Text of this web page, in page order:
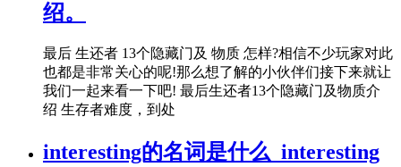
绍。
最后 生还者 13个隐藏门及 物质 怎样?相信不少玩家对此
也都是非常关心的呢!那么想了解的小伙伴们接下来就让
我们一起来看一下吧! 最后生还者13个隐藏门及物质介
绍 生存者难度，到处
interesting的名词是什么_interesting